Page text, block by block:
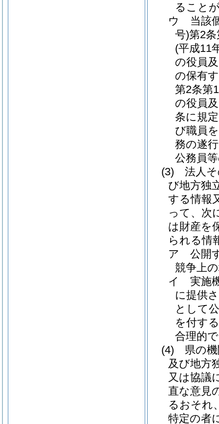
ること
ウ
当該
号)第2
(平成11
の役員
の保有
第2条第
の役員
条に規
び職員
務の遂
公務員
(3)
法人
び地方独
する情報
って、次
は財産を
られる情
ア
公開
競争上
イ
実施
に提供
として
を付す
合理的
(4)
県の
及び地方
又は協議
直な意見
るおそれ
特定の者